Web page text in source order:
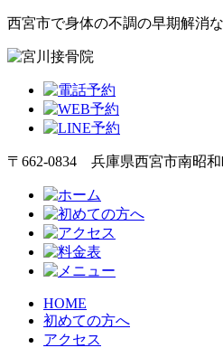
西宮市で身体の不調の早期解消
〒662-0834 兵庫県西宮市南昭和
HOME
初めての方へ
アクセス